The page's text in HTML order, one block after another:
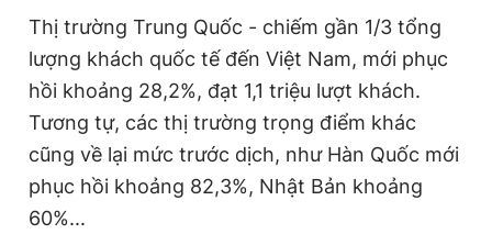
Tổng biên tập: Nguyễn Ngọc Toàn
Phó tổng biên tập thường trực: Hải Thành
Phó tổng biên tập: Lâm Hiếu Dũng
Phó tổng biên tập: Trần Việt Hưng
Tổng thư ký tòa soạn: Đức Trung
Giấy phép xuất bản số 110/GP - BTTTT cấp ngày 24.3.2020
© 2003-2026 Bản quyền thuộc về Báo Thanh Niên. Cấm sao
chép dưới mọi hình thức nếu không có sự chấp thuận bằng văn
bản. Phát triển bởi ePi Technologies, JSC.
Thị trường Trung Quốc - chiếm gần 1/3 tổng
lượng khách quốc tế đến Việt Nam, mới phục
hồi khoảng 28,2%, đạt 1,1 triệu lượt khách.
Tương tự, các thị trường trọng điểm khác
cũng về lại mức trước dịch, như Hàn Quốc mới
phục hồi khoảng 82,3%, Nhật Bản khoảng
60%...